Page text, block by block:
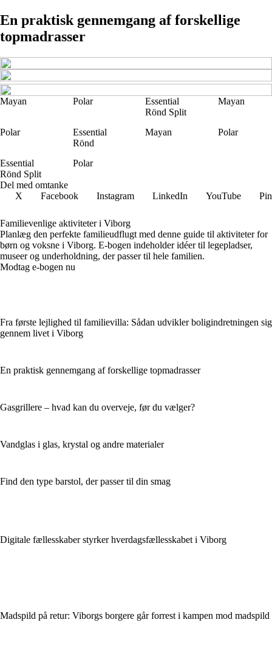
En praktisk gennemgang af forskellige
topmadrasser
Mayan Polar
Essential
Rönd Split
Mayan
Polar
Essential
Rönd
Mayan Polar
Essential
Rönd Split
Polar
Del med omtanke
X
Facebook Instagram LinkedIn YouTube
Familievenlige aktiviteter i Viborg
Planlæg den perfekte familieudflugt med denne guide til aktiviteter for
børn og voksne i Viborg. E-bogen indeholder idéer til legepladser,
museer og underholdning, der passer til hele familien.
Modtag e-bogen nu
Fra første lejlighed til familievilla: Sådan udvikler boligindretningen sig
gennem livet i Viborg
En praktisk gennemgang af forskellige topmadrasser
Gasgrillere – hvad kan du overveje, før du vælger?
Vandglas i glas, krystal og andre materialer
Find den type barstol, der passer til din smag
Digitale fællesskaber styrker hverdagsfællesskabet i Viborg
Madspild på retur: Viborgs borgere går forrest i kampen mod madspild